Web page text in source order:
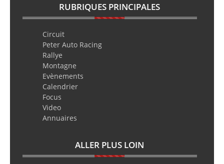
RUBRIQUES PRINCIPALES
Circuit
Peter Auto Racing
Rallye
Montagne
Evènements
Calendrier
Focus
Video
Annuaires
ALLER PLUS LOIN